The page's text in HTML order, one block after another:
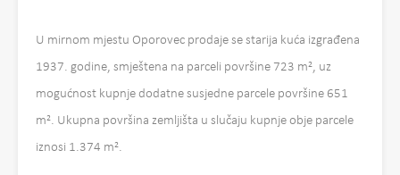
U mirnom mjestu Oporovec prodaje se starija kuća izgrađena
1937. godine, smještena na parceli površine 723 m², uz
mogućnost kupnje dodatne susjedne parcele površine 651
m². Ukupna površina zemljišta u slučaju kupnje obje parcele
iznosi 1.374 m².